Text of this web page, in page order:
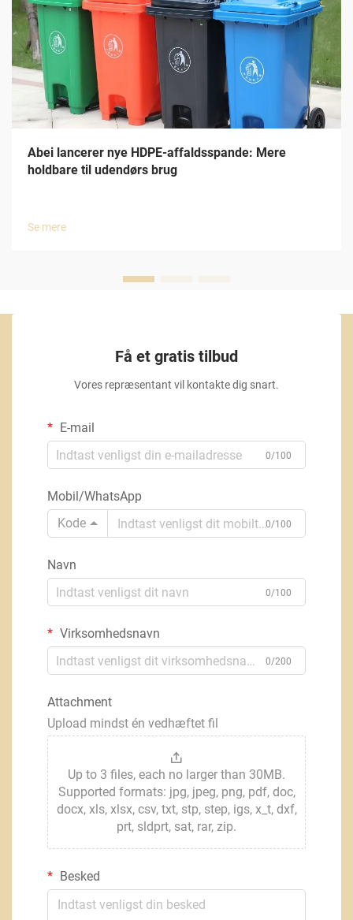
Abei lancerer nye HDPE-affaldsspande: Mere
holdbare til udendørs brug
Se mere
Få et gratis tilbud
Vores repræsentant vil kontakte dig snart.
E-mail
0/100
Mobil/WhatsApp
Kode
0/100
Navn
0/100
Virksomhedsnavn
0/200
Attachment
Upload mindst én vedhæftet fil
Up to 3 files, each no larger than 30MB.
Supported formats: jpg, jpeg, png, pdf, doc,
docx, xls, xlsx, csv, txt, stp, step, igs, x_t, dxf,
prt, sldprt, sat, rar, zip.
Besked